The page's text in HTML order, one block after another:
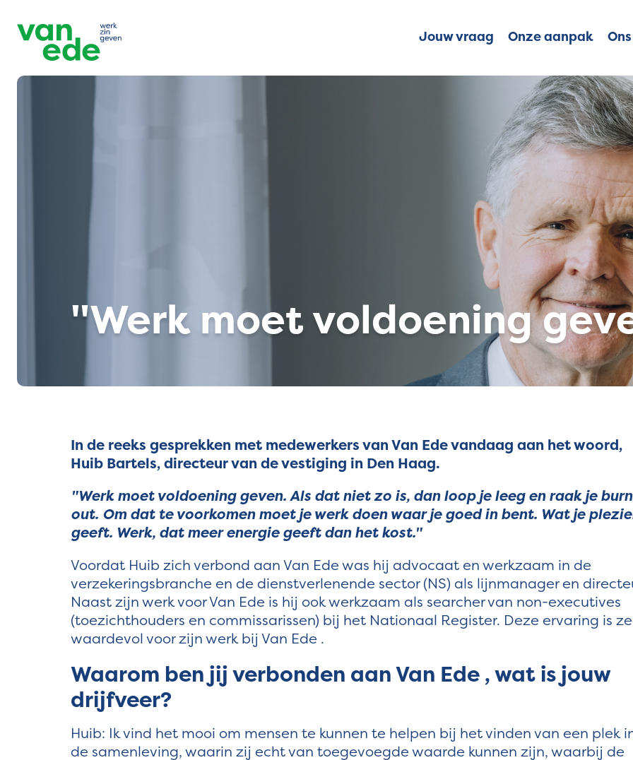
Jouw vraag Onze aanpak
"Werk moet voldoening
In de reeks gesprekken met medewerkers van Van Ede vandaag aan het woord,
Huib Bartels, directeur van de vestiging in Den Haag.
"Werk moet voldoening geven. Als dat niet zo is, dan loop je leeg en raak je
out. Om dat te voorkomen moet je werk doen waar je goed in bent. Wat je
geeft. Werk, dat meer energie geeft dan het kost."
Voordat Huib zich verbond aan Van Ede was hij advocaat en werkzaam in de
verzekeringsbranche en de dienstverlenende sector (NS) als lijnmanager en
Naast zijn werk voor Van Ede is hij ook werkzaam als searcher van non-executives
(toezichthouders en commissarissen) bij het Nationaal Register. Deze ervaring is
waardevol voor zijn werk bij Van Ede .
Waarom ben jij verbonden aan Van Ede , wat is jouw
drijfveer?
Huib: Ik vind het mooi om mensen te kunnen te helpen bij het vinden van een plek
de samenleving, waarin zij echt van toegevoegde waarde kunnen zijn, waarbij de